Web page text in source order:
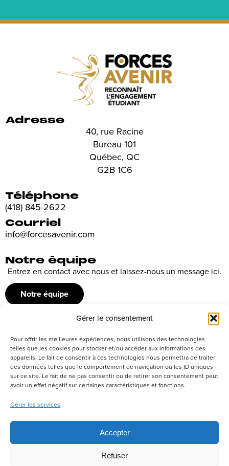
Gérer le consentement
Pour offrir les meilleures expériences, nous utilisons des technologies
telles que les cookies pour stocker et/ou accéder aux informations des
appareils. Le fait de consentir à ces technologies nous permettra de traiter
des données telles que le comportement de navigation ou les ID uniques
sur ce site. Le fait de ne pas consentir ou de retirer son consentement peut
avoir un effet négatif sur certaines caractéristiques et fonctions.
Gérer les services
Accepter
Refuser
Adresse
40, rue Racine
Bureau 101
Québec, QC
G2B 1C6
Téléphone
(418) 845-2622
Courriel
info@forcesavenir.com
Notre équipe
Entrez en contact avec nous et laissez-nous un message ici.
Notre équipe
Recrutement
Découvrez nos offres d’emploi ou envoyez votre candidature
spontanée
Postuler